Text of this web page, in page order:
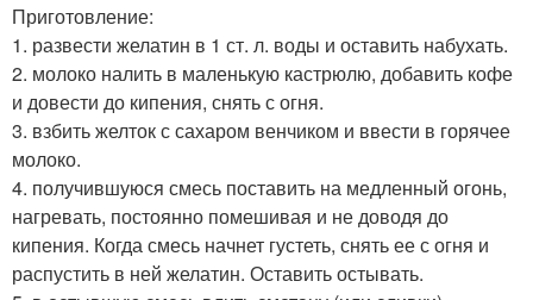
Приготовление:
1. развести желатин в 1 ст. л. воды и оставить набухать.
2. молоко налить в маленькую кастрюлю, добавить кофе
и довести до кипения, снять с огня.
3. взбить желток с сахаром венчиком и ввести в горячее
молоко.
4. получившуюся смесь поставить на медленный огонь,
нагревать, постоянно помешивая и не доводя до
кипения. Когда смесь начнет густеть, снять ее с огня и
распустить в ней желатин. Оставить остывать.